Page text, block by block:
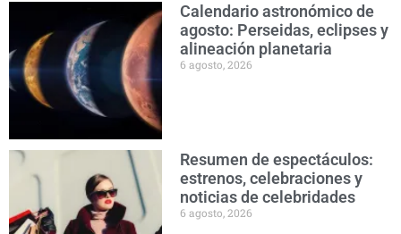
Calendario astronómico de
agosto: Perseidas, eclipses y
alineación planetaria
6 agosto, 2026
Resumen de espectáculos:
estrenos, celebraciones y
noticias de celebridades
6 agosto, 2026